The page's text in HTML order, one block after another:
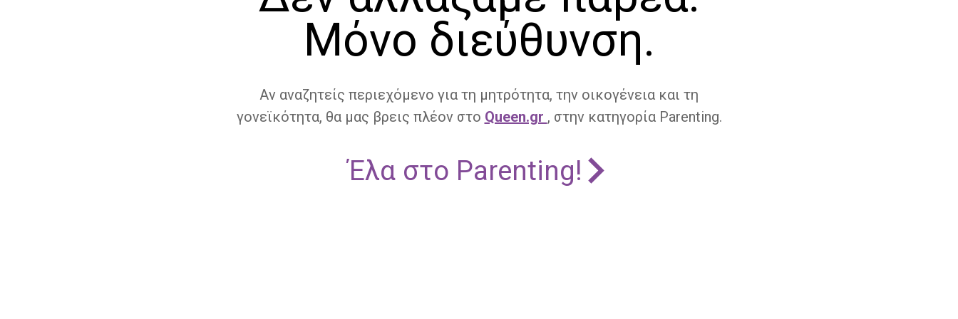
Μόνο διεύθυνση.
Αν αναζητείς περιεχόμενο για τη μητρότητα, την οικογένεια και τη
γονεϊκότητα, θα μας βρεις πλέον στο Queen.gr , στην κατηγορία Parenting.
Έλα στο Parenting!